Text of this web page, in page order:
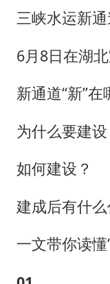
三峡水运新通
6月8日在湖
新通道“新”在
为什么要建设
如何建设？
建成后有什么
一文带你读